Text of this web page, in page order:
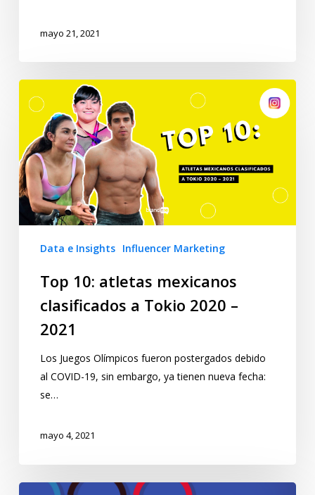
mayo 21, 2021
Data e Insights Influencer Marketing
Top 10: atletas mexicanos
clasificados a Tokio 2020 –
2021
Los Juegos Olímpicos fueron postergados debido
al COVID-19, sin embargo, ya tienen nueva fecha:
se…
mayo 4, 2021